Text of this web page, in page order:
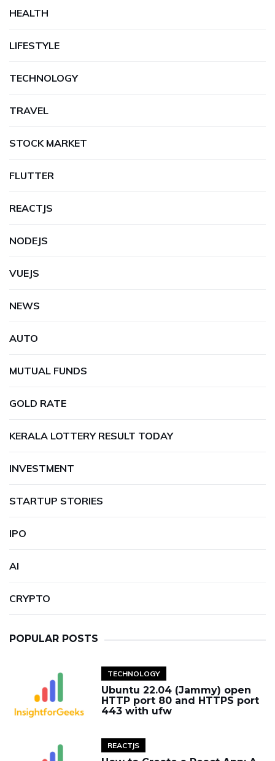
HEALTH
LIFESTYLE
TECHNOLOGY
TRAVEL
STOCK MARKET
FLUTTER
REACTJS
NODEJS
VUEJS
NEWS
AUTO
MUTUAL FUNDS
GOLD RATE
KERALA LOTTERY RESULT TODAY
INVESTMENT
STARTUP STORIES
IPO
AI
CRYPTO
POPULAR POSTS
TECHNOLOGY
Ubuntu 22.04 (Jammy) open
HTTP port 80 and HTTPS port
443 with ufw
REACTJS